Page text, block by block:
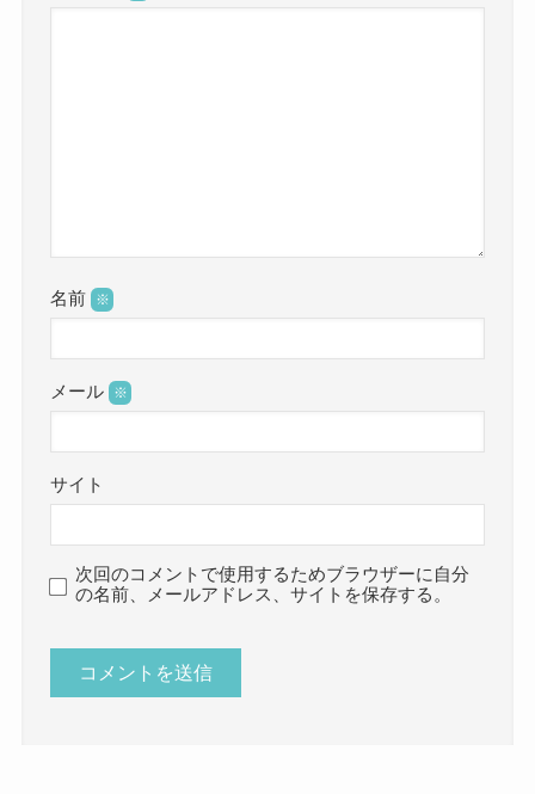
名前 ※
メール ※
サイト
次回のコメントで使用するためブラウザーに自分
の名前、メールアドレス、サイトを保存する。